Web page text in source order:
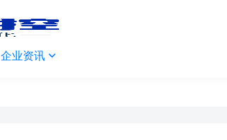
企业资讯 